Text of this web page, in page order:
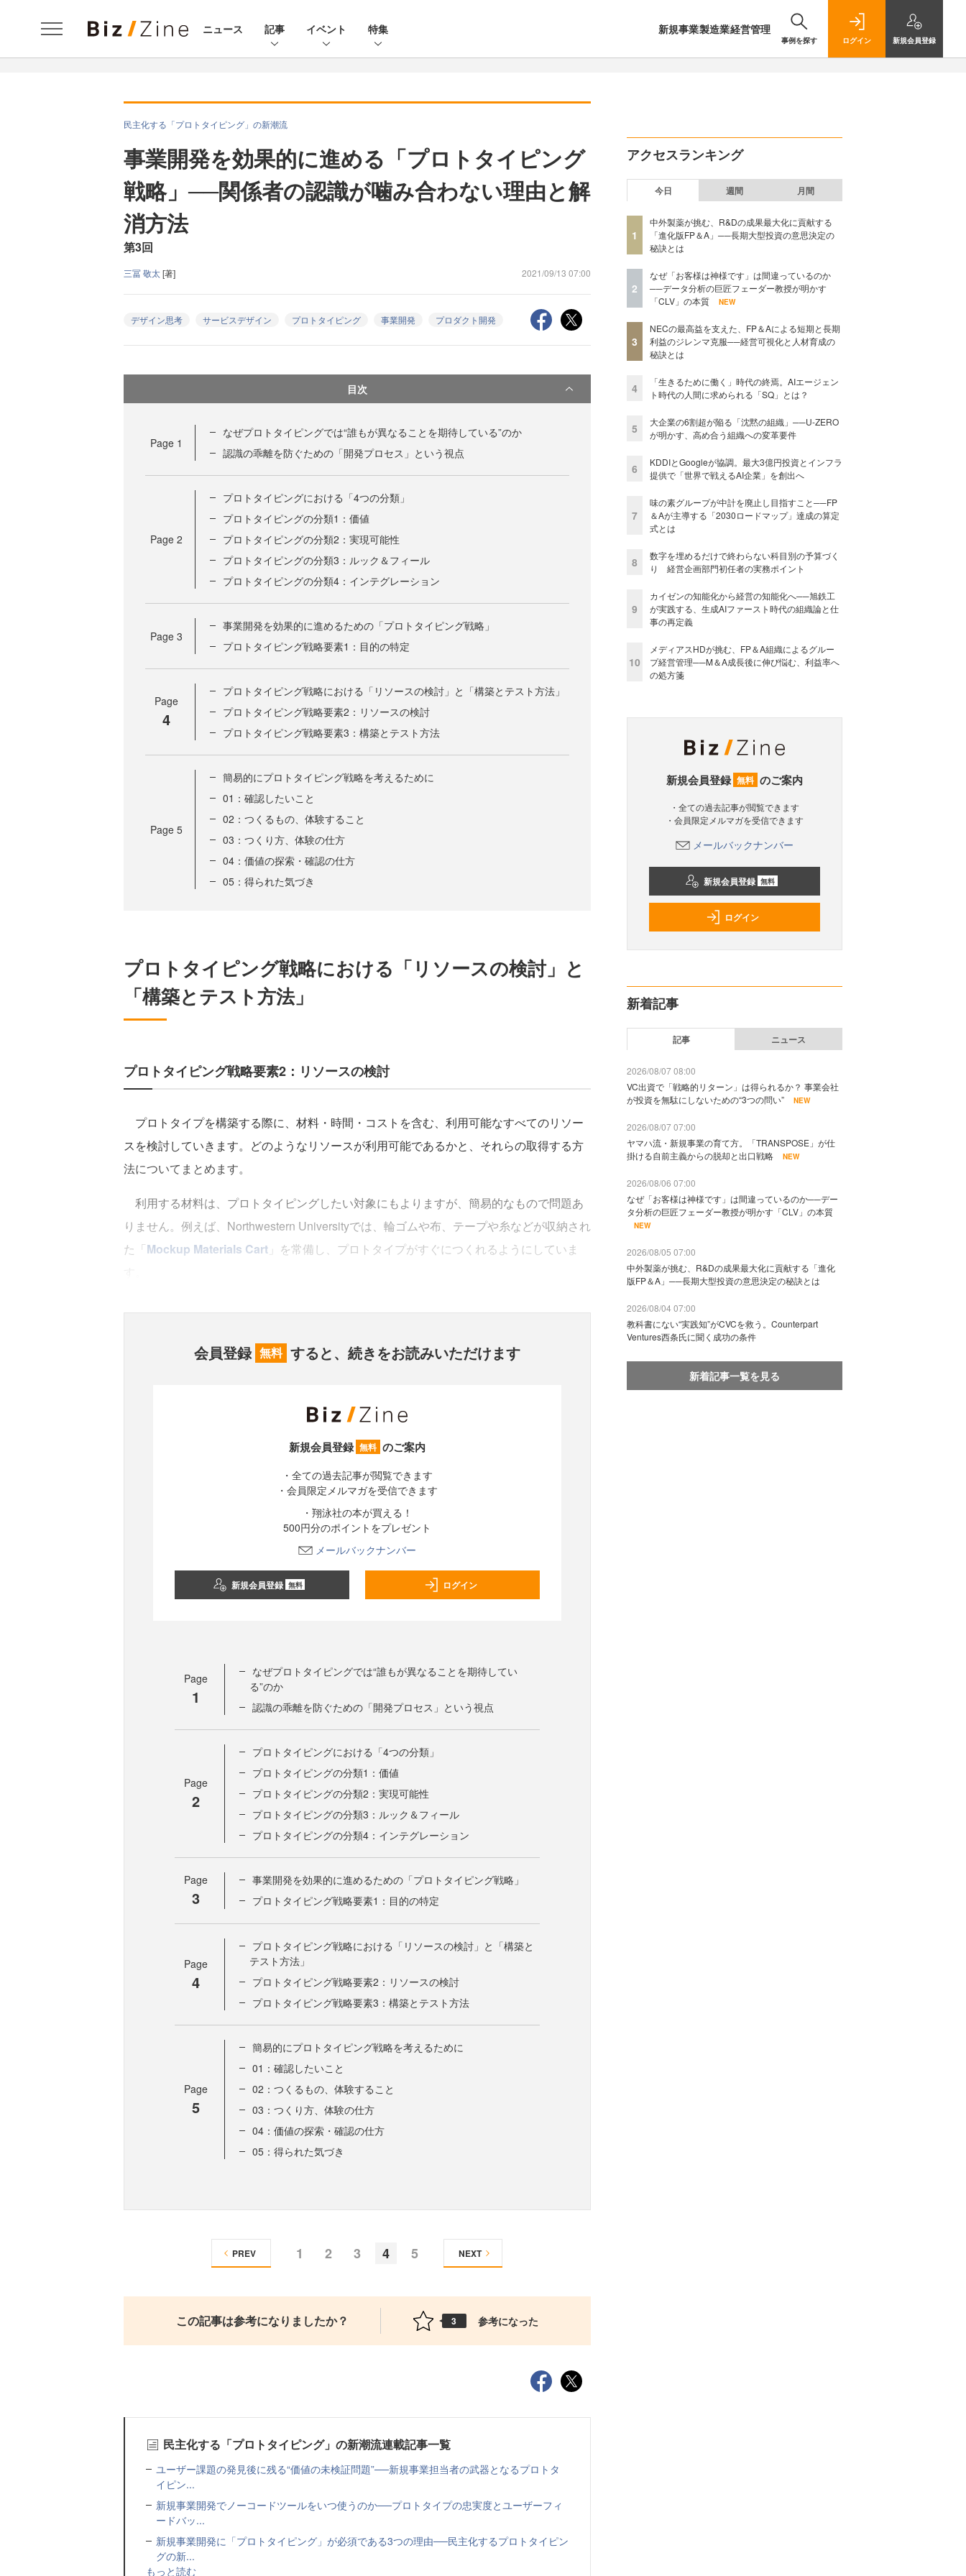
ニュース 記事 イベント 特集 新規事業製造業経営管理
事例を探す ログイン 新規会員登録
民主化する「プロトタイピング」の新潮流
事業開発を効果的に進める「プロトタイピング
戦略」──関係者の認識が噛み合わない理由と解
消方法
第3回
三冨 敬太[著] 2021/09/13 07:00
デザイン思考 サービスデザイン プロトタイピング 事業開発 プロダクト開発
目次
Page 1
なぜプロトタイピングでは“誰もが異なることを期待している”のか
認識の乖離を防ぐための「開発プロセス」という視点
Page 2
プロトタイピングにおける「4つの分類」
プロトタイピングの分類1：価値
プロトタイピングの分類2：実現可能性
プロトタイピングの分類3：ルック＆フィール
プロトタイピングの分類4：インテグレーション
Page 3
事業開発を効果的に進めるための「プロトタイピング戦略」
プロトタイピング戦略要素1：目的の特定
Page
4
プロトタイピング戦略における「リソースの検討」と「構築とテスト方法」
プロトタイピング戦略要素2：リソースの検討
プロトタイピング戦略要素3：構築とテスト方法
Page 5
簡易的にプロトタイピング戦略を考えるために
01：確認したいこと
02：つくるもの、体験すること
03：つくり方、体験の仕方
04：価値の探索・確認の仕方
05：得られた気づき
プロトタイピング戦略における「リソースの検討」と
「構築とテスト方法」
プロトタイピング戦略要素2：リソースの検討
プロトタイプを構築する際に、材料・時間・コストを含む、利用可能なすべてのリソー
スを検討していきます。どのようなリソースが利用可能であるかと、それらの取得する方
法についてまとめます。
利用する材料は、プロトタイピングしたい対象にもよりますが、簡易的なもので問題あ
りません。例えば、Northwestern Universityでは、輪ゴムや布、テープや糸などが収納され
た「Mockup Materials Cart 」を常備し、プロトタイプがすぐにつくれるようにしていま
会員登録 無料 すると、続きをお読みいただけます
新規会員登録 無料 のご案内
・全ての過去記事が閲覧できます
・会員限定メルマガを受信できます
・翔泳社の本が買える！
500円分のポイントをプレゼント
メールバックナンバー
新規会員登録 無料 ログイン
Page
1
なぜプロトタイピングでは“誰もが異なることを期待してい
る”のか
認識の乖離を防ぐための「開発プロセス」という視点
Page
2
プロトタイピングにおける「4つの分類」
プロトタイピングの分類1：価値
プロトタイピングの分類2：実現可能性
プロトタイピングの分類3：ルック＆フィール
プロトタイピングの分類4：インテグレーション
Page
3
事業開発を効果的に進めるための「プロトタイピング戦略」
プロトタイピング戦略要素1：目的の特定
Page
4
プロトタイピング戦略における「リソースの検討」と「構築と
テスト方法」
プロトタイピング戦略要素2：リソースの検討
プロトタイピング戦略要素3：構築とテスト方法
Page
5
簡易的にプロトタイピング戦略を考えるために
01：確認したいこと
02：つくるもの、体験すること
03：つくり方、体験の仕方
04：価値の探索・確認の仕方
05：得られた気づき
1 2 3 4 5
PREV NEXT
この記事は参考になりましたか？ 3 参考になった
民主化する「プロトタイピング」の新潮流連載記事一覧
ユーザー課題の発見後に残る“価値の未検証問題”──新規事業担当者の武器となるプロトタ
イピン...
新規事業開発でノーコードツールをいつ使うのか──プロトタイプの忠実度とユーザーフィ
ードバッ...
新規事業開発に「プロトタイピング」が必須である3つの理由──民主化するプロトタイピン
グの新...
もっと読む
アクセスランキング
今日 週間 月間
1
中外製薬が挑む、R&Dの成果最大化に貢献する
「進化版FP＆A」──長期大型投資の意思決定の
秘訣とは
2
なぜ「お客様は神様です」は間違っているのか
──データ分析の巨匠フェーダー教授が明かす
「CLV」の本質
NEW
3
NECの最高益を支えた、FP＆Aによる短期と長期
利益のジレンマ克服──経営可視化と人材育成の
秘訣とは
4
「生きるために働く」時代の終焉。AIエージェン
ト時代の人間に求められる「SQ」とは？
5
大企業の6割超が陥る「沈黙の組織」──U-ZERO
が明かす、高め合う組織への変革要件
6
KDDIとGoogleが協調。最大3億円投資とインフラ
提供で「世界で戦えるAI企業」を創出へ
7
味の素グループが中計を廃止し目指すこと──FP
＆Aが主導する「2030ロードマップ」達成の算定
式とは
8
数字を埋めるだけで終わらない科目別の予算づく
り 経営企画部門初任者の実務ポイント
9
カイゼンの知能化から経営の知能化へ──旭鉄工
が実践する、生成AIファースト時代の組織論と仕
事の再定義
10
メディアスHDが挑む、FP＆A組織によるグルー
プ経営管理──M＆A成長後に伸び悩む、利益率へ
の処方箋
新規会員登録 無料 のご案内
・全ての過去記事が閲覧できます
・会員限定メルマガを受信できます
メールバックナンバー
新規会員登録 無料
ログイン
新着記事
記事 ニュース
2026/08/07 08:00
VC出資で「戦略的リターン」は得られるか？ 事業会社
が投資を無駄にしないための“3つの問い”
NEW
2026/08/07 07:00
ヤマハ流・新規事業の育て方。「TRANSPOSE」が仕
掛ける自前主義からの脱却と出口戦略
NEW
2026/08/06 07:00
なぜ「お客様は神様です」は間違っているのか──デー
タ分析の巨匠フェーダー教授が明かす「CLV」の本質
NEW
2026/08/05 07:00
中外製薬が挑む、R&Dの成果最大化に貢献する「進化
版FP＆A」──長期大型投資の意思決定の秘訣とは
2026/08/04 07:00
教科書にない“実践知”がCVCを救う。Counterpart
Ventures西条氏に聞く成功の条件
新着記事一覧を見る